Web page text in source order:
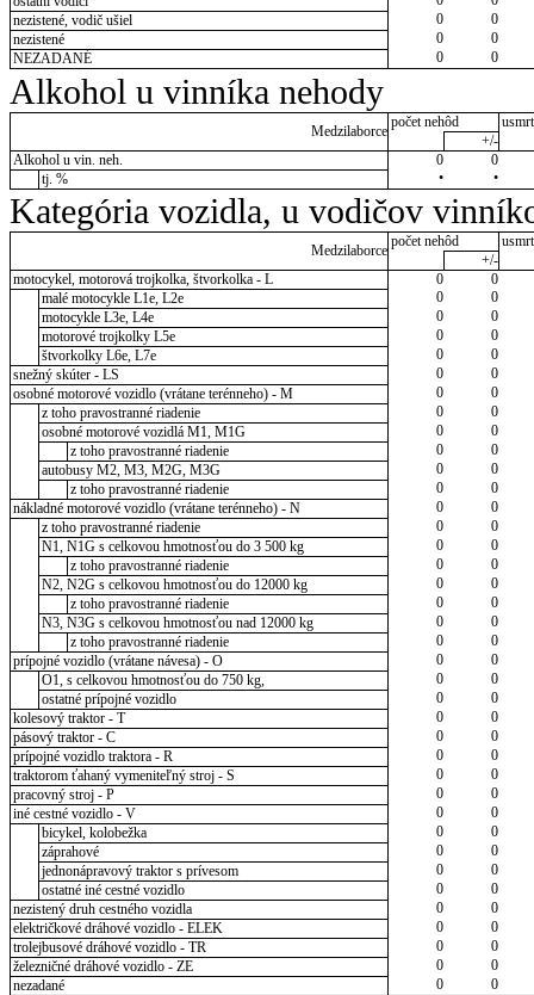
nezistené, vodič ušiel
0
0
nezistené
0
0
NEZADANÉ
0 0
Alkohol u vinníka nehody
Medzilaborce
počet nehôd
+/-
Alkohol u vin. neh.
0
0
tj. %
• •
Kategória vozidla, u vodičov
Medzilaborce
počet nehôd
+/-
motocykel, motorová trojkolka, štvorkolka - L
0
0
malé motocykle L1e, L2e
0
0
motocykle L3e, L4e
0
0
motorové trojkolky L5e
0
0
štvorkolky L6e, L7e
0
0
snežný skúter - LS
0
0
osobné motorové vozidlo (vrátane terénneho) - M
0
0
z toho pravostranné riadenie
0
0
osobné motorové vozidlá M1, M1G
0
0
z toho pravostranné riadenie
0
0
autobusy M2, M3, M2G, M3G
0
0
z toho pravostranné riadenie
0
0
nákladné motorové vozidlo (vrátane terénneho) - N
0
0
z toho pravostranné riadenie
0
0
N1, N1G s celkovou hmotnosťou do 3 500 kg
0
0
z toho pravostranné riadenie
0
0
N2, N2G s celkovou hmotnosťou do 12000 kg
0
0
z toho pravostranné riadenie
0
0
N3, N3G s celkovou hmotnosťou nad 12000 kg
0
0
z toho pravostranné riadenie
0
0
prípojné vozidlo (vrátane návesa) - O
0
0
O1, s celkovou hmotnosťou do 750 kg,
0
0
ostatné prípojné vozidlo
0
0
kolesový traktor - T
0
0
pásový traktor - C
0
0
prípojné vozidlo traktora - R
0
0
traktorom ťahaný vymeniteľný stroj - S
0
0
pracovný stroj - P
0
0
iné cestné vozidlo - V
0
0
bicykel, kolobežka
0
0
záprahové
0
0
jednonápravový traktor s prívesom
0
0
ostatné iné cestné vozidlo
0
0
nezistený druh cestného vozidla
0
0
električkové dráhové vozidlo - ELEK
0
0
trolejbusové dráhové vozidlo - TR
0
0
železničné dráhové vozidlo - ZE
0
0
nezadané
0 0